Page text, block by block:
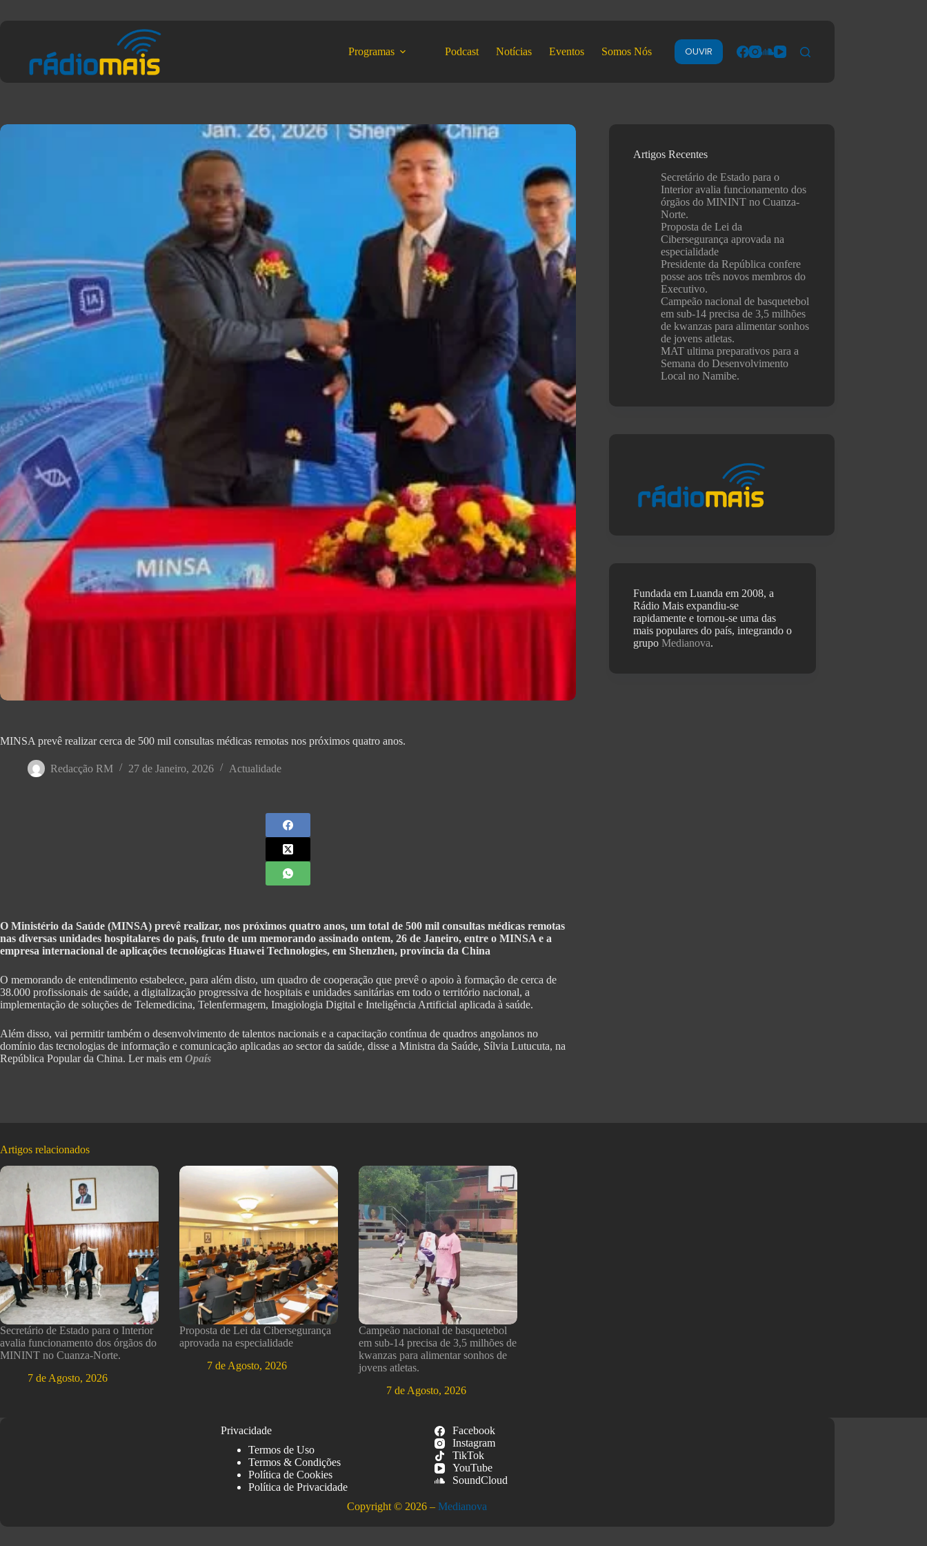
Programas Podcast Notícias Eventos Somos Nós OUVIR
MINSA prevê realizar cerca de 500 mil consultas médicas remotas nos próximos quatro anos.
Redacção RM 27 de Janeiro, 2026 Actualidade
O Ministério da Saúde (MINSA) prevê realizar, nos próximos quatro anos, um total de 500 mil consultas médicas remotas
nas diversas unidades hospitalares do país, fruto de um memorando assinado ontem, 26 de Janeiro, entre o MINSA e a
empresa internacional de aplicações tecnológicas Huawei Technologies, em Shenzhen, província da China
O memorando de entendimento estabelece, para além disto, um quadro de cooperação que prevê o apoio à formação de cerca de
38.000 profissionais de saúde, a digitalização progressiva de hospitais e unidades sanitárias em todo o território nacional, a
implementação de soluções de Telemedicina, Telenfermagem, Imagiologia Digital e Inteligência Artificial aplicada à saúde.
Além disso, vai permitir também o desenvolvimento de talentos nacionais e a capacitação contínua de quadros angolanos no
domínio das tecnologias de informação e comunicação aplicadas ao sector da saúde, disse a Ministra da Saúde, Sílvia Lutucuta, na
República Popular da China. Ler mais em Opaís
Artigos Recentes
Secretário de Estado para o
Interior avalia funcionamento dos
órgãos do MININT no Cuanza-
Norte.
Proposta de Lei da
Cibersegurança aprovada na
especialidade
Presidente da República confere
posse aos três novos membros do
Executivo.
Campeão nacional de basquetebol
em sub-14 precisa de 3,5 milhões
de kwanzas para alimentar sonhos
de jovens atletas.
MAT ultima preparativos para a
Semana do Desenvolvimento
Local no Namibe.
Fundada em Luanda em 2008, a
Rádio Mais expandiu-se
rapidamente e tornou-se uma das
mais populares do país, integrando o
grupoMedianova.
Artigos relacionados
Secretário de Estado para o Interior
avalia funcionamento dos órgãos do
MININT no Cuanza-Norte.
7 de Agosto, 2026
Proposta de Lei da Cibersegurança
aprovada na especialidade
7 de Agosto, 2026
Campeão nacional de basquetebol
em sub-14 precisa de 3,5 milhões de
kwanzas para alimentar sonhos de
jovens atletas.
7 de Agosto, 2026
Privacidade
Termos de Uso
Termos & Condições
Política de Cookies
Política de Privacidade
Facebook
Instagram
TikTok
YouTube
SoundCloud
Copyright © 2026 –Medianova